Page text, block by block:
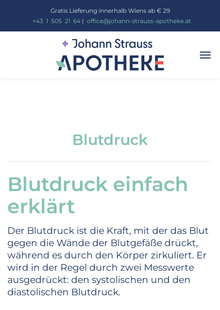
Gratis Lieferung innerhalb Wiens ab € 29
+43 1 505_ 21 64| office@johann-strauss-apotheke.at
Blutdruck
Blutdruck einfach
erklärt
Der Blutdruck ist die Kraft, mit der das Blut
gegen die Wände der Blutgefäße drückt,
während es durch den Körper zirkuliert. Er
wird in der Regel durch zwei Messwerte
ausgedrückt: den systolischen und den
diastolischen Blutdruck.